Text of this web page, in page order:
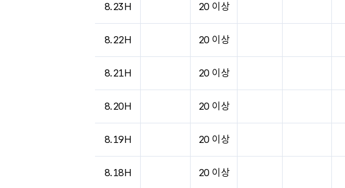
8.23H 20 이상
8.22H 20 이상
8.21H 20 이상
8.20H 20 이상
8.19H 20 이상
8.18H 20 이상